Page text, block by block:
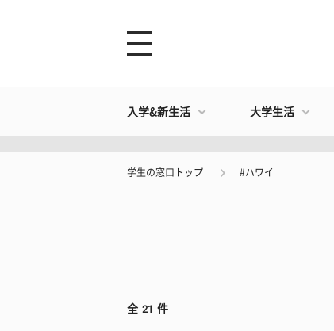
入学&新生活 大学生活
学生の窓口トップ #ハワイ
全 21 件